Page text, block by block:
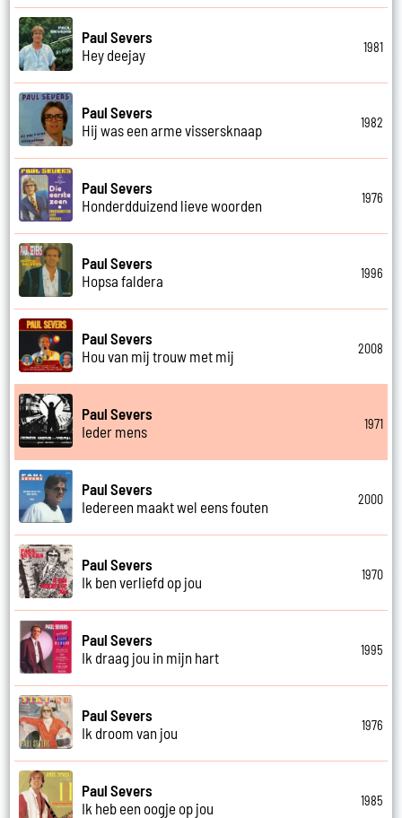
Paul Severs
Hey deejay
1981
Paul Severs
Hij was een arme vissersknaap
1982
Paul Severs
Honderdduizend lieve woorden
1976
Paul Severs
Hopsa faldera
1996
Paul Severs
Hou van mij trouw met mij
2008
Paul Severs
Ieder mens
1971
Paul Severs
Iedereen maakt wel eens fouten
2000
Paul Severs
Ik ben verliefd op jou
1970
Paul Severs
Ik draag jou in mijn hart
1995
Paul Severs
Ik droom van jou
1976
Paul Severs
Ik heb een oogje op jou
1985